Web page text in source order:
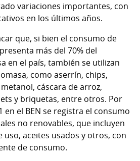
variaciones importantes, con
en los últimos años.
que, si bien el consumo de
más del 70% del
en el país, también se utilizan
como aserrín, chips,
cáscara de arroz,
y briquetas, entre otros. Por
en el BEN se registra el consumo
no renovables, que incluyen
uso, aceites usados y otros, con
de consumo.